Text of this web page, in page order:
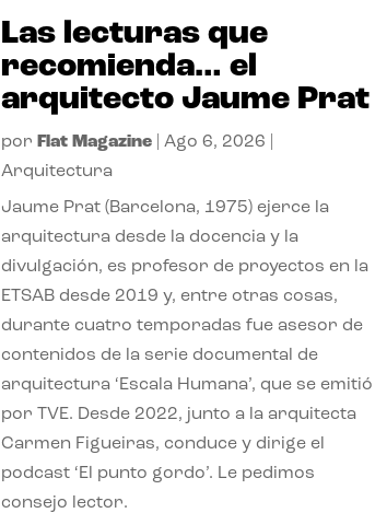
Las lecturas que
recomienda… el
arquitecto Jaume Prat
por Flat Magazine |Ago 6, 2026
Arquitectura
Jaume Prat (Barcelona, 1975) ejerce la
arquitectura desde la docencia y la
divulgación, es profesor de proyectos en la
ETSAB desde 2019 y, entre otras cosas,
durante cuatro temporadas fue asesor de
contenidos de la serie documental de
arquitectura ‘Escala Humana’, que se emitió
por TVE. Desde 2022, junto a la arquitecta
Carmen Figueiras, conduce y dirige el
podcast ‘El punto gordo’. Le pedimos
consejo lector.